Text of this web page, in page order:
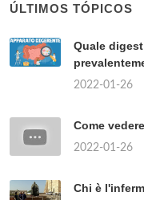
ÚLTIMOS TÓPICOS
Quale
2022-01-26
Come
2022-01-26
Chi è